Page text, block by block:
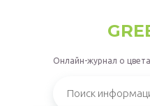
Онлайн-журнал о